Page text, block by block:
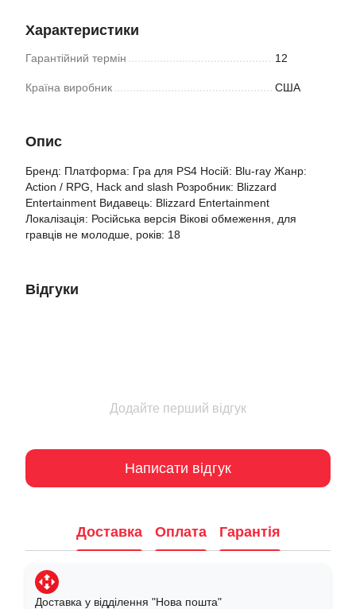
Характеристики
Гарантійний термін 12
Країна виробник США
Опис
Бренд: Платформа: Гра для PS4 Носій: Blu-ray Жанр:
Action / RPG, Hack and slash Розробник: Blizzard
Entertainment Видавець: Blizzard Entertainment
Локалізація: Російська версія Вікові обмеження, для
гравців не молодше, років: 18
Відгуки
Додайте перший відгук
Написати відгук
Доставка Оплата Гарантія
Доставка у відділення "Нова пошта"